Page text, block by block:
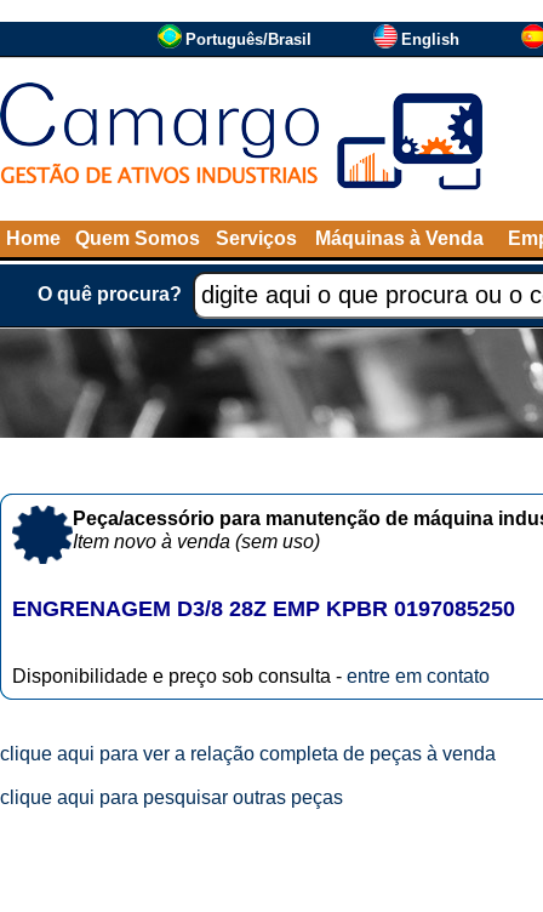
Português/Brasil English
Home Quem Somos Serviços Máquinas à Venda
O quê procura?
Peça/acessório para manutenção de máquina
Item novo à venda (sem uso)
ENGRENAGEM D3/8 28Z EMP KPBR 0197085250
Disponibilidade e preço sob consulta - entre em contato
clique aqui para ver a relação completa de peças à venda
clique aqui para pesquisar outras peças